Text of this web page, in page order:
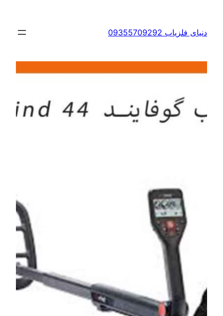
دنیای فلزیاب 09355709292